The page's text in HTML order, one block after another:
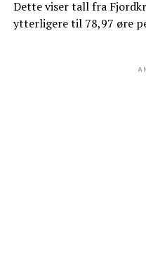
Dette viser tall fra
ytterligere til 78,97 øre